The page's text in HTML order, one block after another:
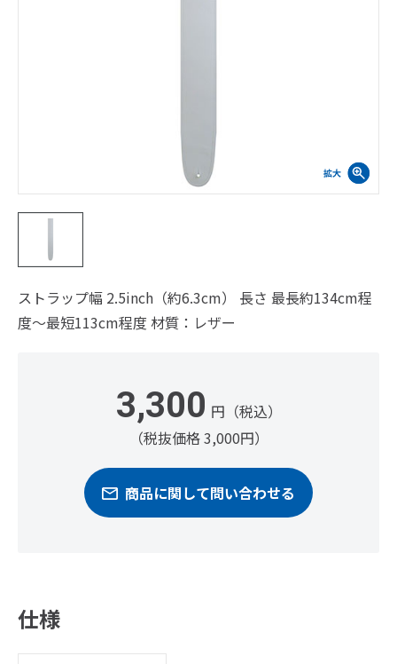
ストラップ幅 2.5inch（約6.3cm） 長さ 最長約134cm程
度～最短113cm程度 材質：レザー
3,300 円（税込）
（税抜価格 3,000円）
商品に関して問い合わせる
仕様